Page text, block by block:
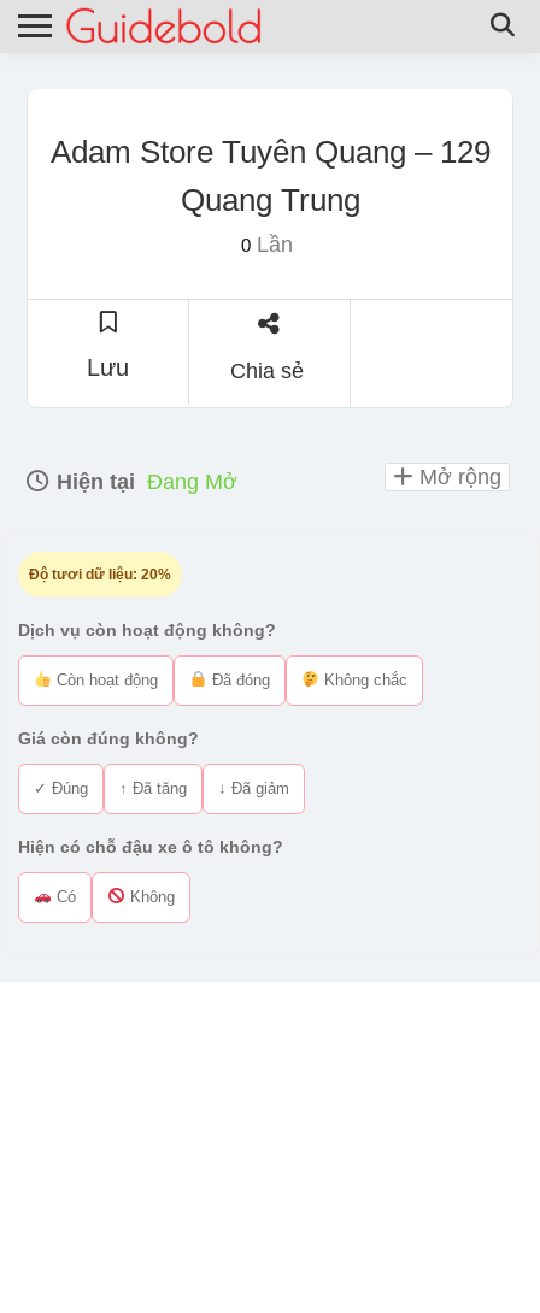
Adam Store Tuyên Quang – 129
Quang Trung
0Lần
Lưu Chia sẻ
Hiện tại Đang Mở
Độ tươi dữ liệu: 20%
Dịch vụ còn hoạt động không?
Còn hoạt động Đã đóng Không chắc
Giá còn đúng không?
✓ Đúng ↑ Đã tăng ↓ Đã giảm
Hiện có chỗ đậu xe ô tô không?
Có Không
Mở rộng